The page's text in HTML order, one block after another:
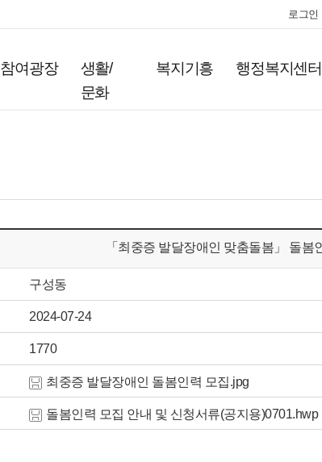
로그인
참여광장
생활/
문화
복지기흥 행정복지센터
「최중증 발달장애인 맞춤돌봄」 돌봄
구성동
2024-07-24
1770
최중증 발달장애인 돌봄인력 모집.jpg
돌봄인력 모집 안내 및 신청서류(공지용)0701.hwp